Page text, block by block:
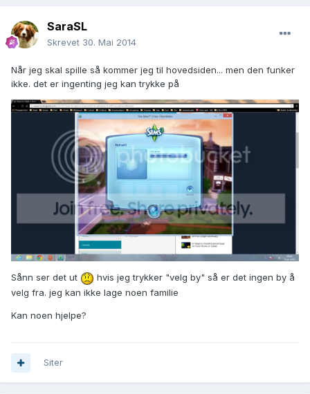
SaraSL
Skrevet 30. Mai 2014
Når jeg skal spille så kommer jeg til hovedsiden... men den funker
ikke. det er ingenting jeg kan trykke på
Sånn ser det ut
hvis jeg trykker "velg by" så er det ingen by å
velg fra. jeg kan ikke lage noen familie
Kan noen hjelpe?
Siter